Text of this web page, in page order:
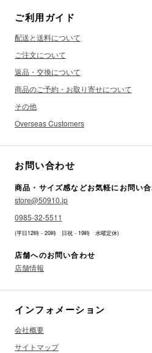
ご利用ガイド
配送と送料について
ご注文について
返品・交換について
商品のご予約・お取り寄せについて
その他
Overseas Customers
お問い合わせ
商品・サイズ感などお気軽にお問い
store@50910.jp
0985-32-5511
(平日12時 - 20時 日祝 - 19時 水曜定休)
店舗へのお問い合わせ
店舗情報
インフォメーション
会社概要
サイトマップ